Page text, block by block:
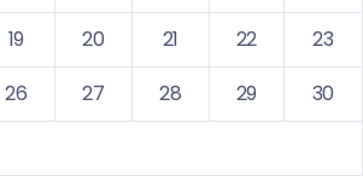
19 20 21 22
23
26 27 28 29
30